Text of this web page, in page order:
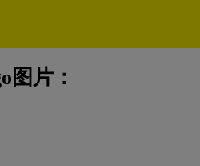
图片：